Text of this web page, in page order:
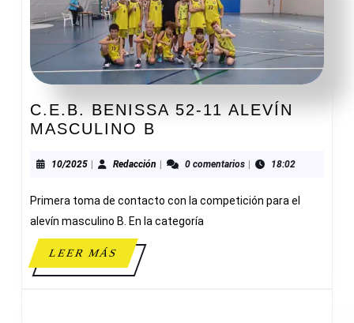
C.E.B. BENISSA 52-11 ALEVÍN
MASCULINO B
52-
ALEVÍN
MASCULINO
10/202510/2025
| Redacción Redacción
| 0 comentarios | 18:02
Primera toma de contacto con la competición para el
alevín masculino B. En la categoría
LEER MÁSLEER
MÁS